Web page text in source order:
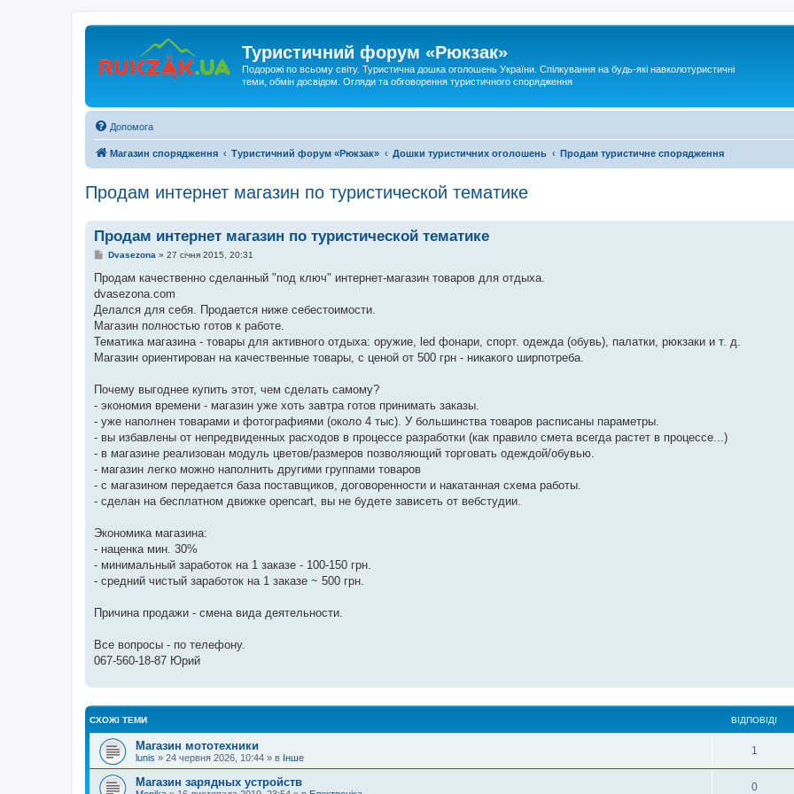
Туристичний форум «Рюкзак»
Подорожі по всьому світу. Туристична дошка оголошень України. Спілкування на будь-які навколотуристичні
теми, обмін досвідом. Огляди та обговорення туристичного спорядження
Допомога
Магазин спорядження Туристичний форум «Рюкзак» Дошки туристичних оголошень Продам туристичне спорядження
Продам интернет магазин по туристической тематике
Продам интернет магазин по туристической тематике
П
в
д
о
л
е
н
Dvasezona » 27 січня 2015, 20:31
Продам качественно сделанный "под ключ" интернет-магазин товаров для отдыха.
dvasezona.com
Делался для себя. Продается ниже себестоимости.
Магазин полностью готов к работе.
Тематика магазина - товары для активного отдыха: оружие, led фонари, спорт. одежда (обувь), палатки, рюкзаки и т. д.
Магазин ориентирован на качественные товары, с ценой от 500 грн - никакого ширпотреба.
Почему выгоднее купить этот, чем сделать самому?
- экономия времени - магазин уже хоть завтра готов принимать заказы.
- уже наполнен товарами и фотографиями (около 4 тыс). У большинства товаров расписаны параметры.
- вы избавлены от непредвиденных расходов в процессе разработки (как правило смета всегда растет в процессе...)
- в магазине реализован модуль цветов/размеров позволяющий торговать одеждой/обувью.
- магазин легко можно наполнить другими группами товаров
- c магазином передается база поставщиков, договоренности и накатанная схема работы.
- сделан на бесплатном движке opencart, вы не будете зависеть от вебстудии.
Экономика магазина:
- наценка мин. 30%
- минимальный заработок на 1 заказе - 100-150 грн.
- средний чистый заработок на 1 заказе ~ 500 грн.
Причина продажи - смена вида деятельности.
Все вопросы - по телефону.
067-560-18-87 Юрий
СХОЖІ ТЕМИ ВІДПОВІДІ
Магазин мототехники
lunis » 24 червня 2026, 10:44 » в Інше
1
Магазин зарядных устройств 0